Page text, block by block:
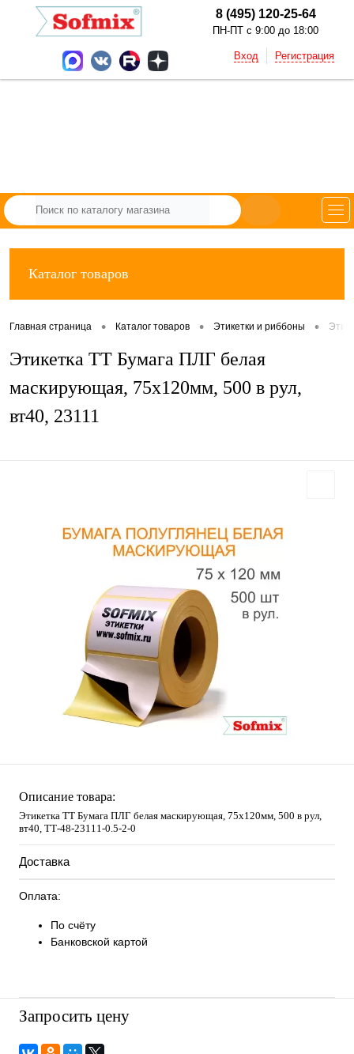
8 (495) 120-25-64
ПН-ПТ с 9:00 до 18:00
Вход Регистрация
Каталог товаров
Главная страница • Каталог товаров • Этикетки и риббоны •
Этикетка ТТ Бумага ПЛГ белая
маскирующая, 75х120мм, 500 в рул,
вт40, 23111
Описание товара:
Этикетка ТТ Бумага ПЛГ белая маскирующая, 75х120мм, 500 в рул,
вт40, TТ-48-23111-0.5-2-0
Доставка
Оплата:
По счёту
Банковской картой
Запросить цену